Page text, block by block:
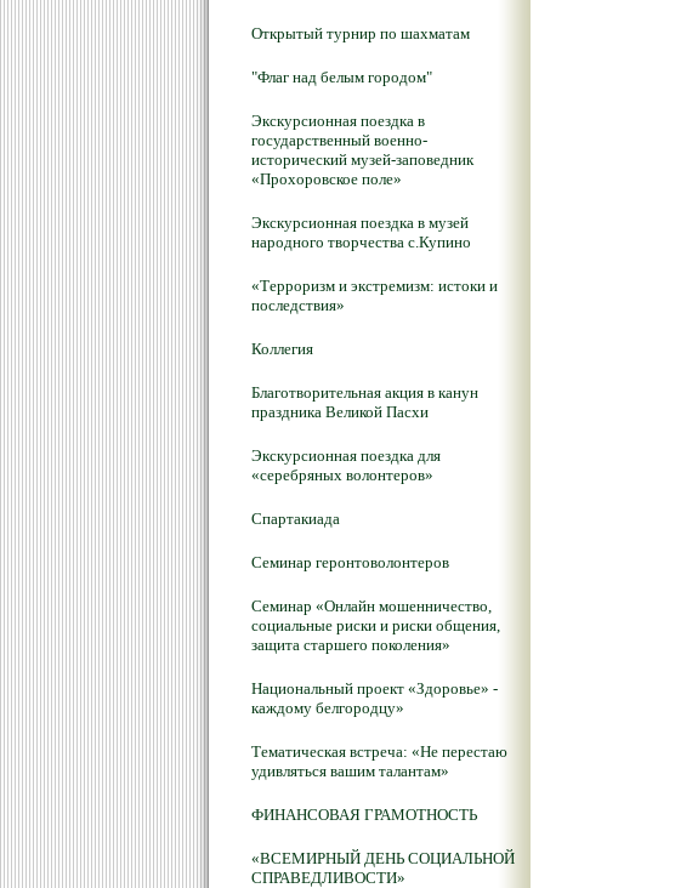
Открытый турнир по шахматам
"Флаг над белым городом"
Экскурсионная поездка в
государственный военно-
исторический музей-заповедник
«Прохоровское поле»
Экскурсионная поездка в музей
народного творчества с.Купино
«Терроризм и экстремизм: истоки и
последствия»
Коллегия
Благотворительная акция в канун
праздника Великой Пасхи
Экскурсионная поездка для
«серебряных волонтеров»
Спартакиада
Семинар геронтоволонтеров
Семинар «Онлайн мошенничество,
социальные риски и риски общения,
защита старшего поколения»
Национальный проект «Здоровье» -
каждому белгородцу»
Тематическая встреча: «Не перестаю
удивляться вашим талантам»
ФИНАНСОВАЯ ГРАМОТНОСТЬ
«ВСЕМИРНЫЙ ДЕНЬ СОЦИАЛЬНОЙ
СПРАВЕДЛИВОСТИ»